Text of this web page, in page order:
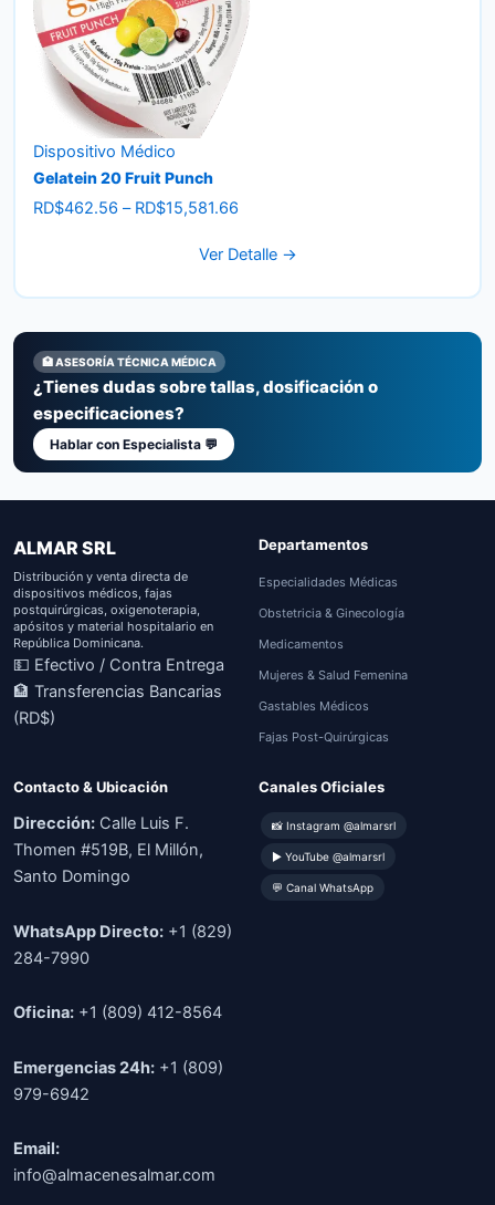
Dispositivo Médico
Gelatein 20 Fruit Punch
RD$462.56 – RD$15,581.66
RD$462.56
Ver Detalle →
🏥 ASESORÍA TÉCNICA MÉDICA
¿Tienes dudas sobre tallas, dosificación o
especificaciones?
Hablar con Especialista 💬
ALMAR SRL
Distribución y venta directa de
dispositivos médicos, fajas
postquirúrgicas, oxigenoterapia,
apósitos y material hospitalario en
República Dominicana.
💵 Efectivo / Contra Entrega
🏦 Transferencias Bancarias
(RD$)
Departamentos
Especialidades Médicas
Obstetricia & Ginecología
Medicamentos
Mujeres & Salud Femenina
Gastables Médicos
Fajas Post-Quirúrgicas
Contacto & Ubicación
Dirección: Calle Luis F.
Thomen #519B, El Millón,
Santo Domingo
WhatsApp Directo: +1 (829)
284-7990
Oficina: +1 (809) 412-8564
Emergencias 24h: +1 (809)
979-6942
Email:
info@almacenesalmar.com
Canales Oficiales
📸 Instagram @almarsrl
▶ YouTube @almarsrl
💬 Canal WhatsApp